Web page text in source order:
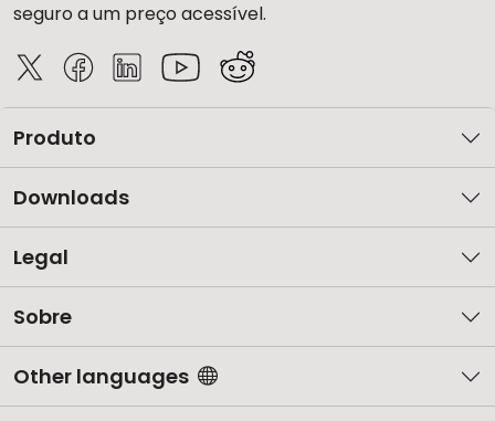
seguro a um preço acessível.
Produto
Downloads
Legal
Sobre
Other languages